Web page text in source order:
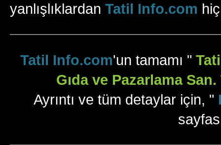
yanlışlıklardan Tatil Info.com
Tatil Info.com'un tamamı "
Gıda ve Pazarlama
Ayrıntı ve tüm detaylar için, "